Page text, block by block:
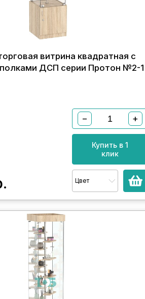
витрина квадратная с
ДСП серии Протон №2-1
− +
Купить в 1
клик
Цвет